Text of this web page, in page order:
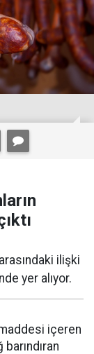
ilişki
yer alıyor.
içeren